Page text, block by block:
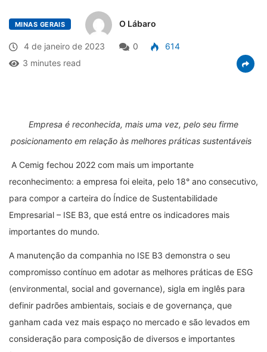
MINAS GERAIS O Lábaro
4 de janeiro de 2023 0
614
3 minutes read
Empresa é reconhecida, mais uma vez, pelo seu firme
posicionamento em relação às melhores práticas sustentáveis
A Cemig fechou 2022 com mais um importante
reconhecimento: a empresa foi eleita, pelo 18° ano consecutivo,
para compor a carteira do Índice de Sustentabilidade
Empresarial – ISE B3, que está entre os indicadores mais
importantes do mundo.
A manutenção da companhia no ISE B3 demonstra o seu
compromisso contínuo em adotar as melhores práticas de ESG
(environmental, social and governance), sigla em inglês para
definir padrões ambientais, sociais e de governança, que
ganham cada vez mais espaço no mercado e são levados em
consideração para composição de diversos e importantes